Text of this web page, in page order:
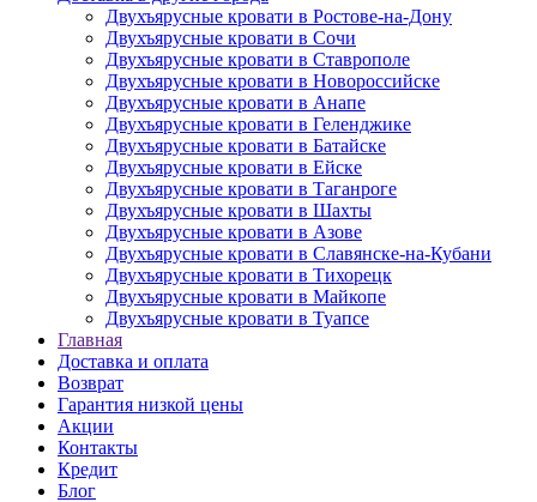
Двухъярусные кровати в Ростове-на-Дону
Двухъярусные кровати в Сочи
Двухъярусные кровати в Ставрополе
Двухъярусные кровати в Новороссийске
Двухъярусные кровати в Анапе
Двухъярусные кровати в Геленджике
Двухъярусные кровати в Батайске
Двухъярусные кровати в Ейске
Двухъярусные кровати в Таганроге
Двухъярусные кровати в Шахты
Двухъярусные кровати в Азове
Двухъярусные кровати в Славянске-на-Кубани
Двухъярусные кровати в Тихорецк
Двухъярусные кровати в Майкопе
Двухъярусные кровати в Туапсе
Главная
Доставка и оплата
Возврат
Гарантия низкой цены
Акции
Контакты
Кредит
Блог